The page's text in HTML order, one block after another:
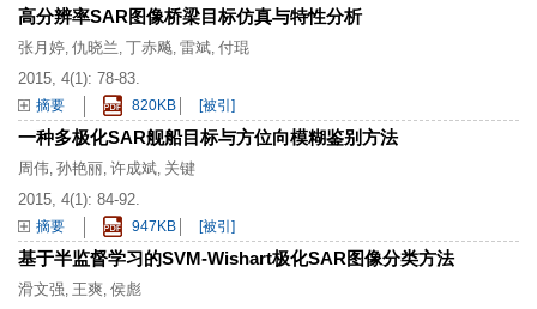
高分辨率SAR图像桥梁目标仿真与特性分析
张月婷, 仇晓兰, 丁赤飚, 雷斌, 付琨
2015, 4(1): 78-83.
摘要 820KB [被引]
一种多极化SAR舰船目标与方位向模糊鉴别方法
周伟, 孙艳丽, 许成斌, 关键
2015, 4(1): 84-92.
摘要 947KB [被引]
基于半监督学习的SVM-Wishart极化SAR图像分类方法
滑文强, 王爽, 侯彪